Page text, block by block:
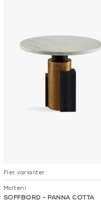
Fler varianter
Molteni
SOFFBORD - PANNA COTTA